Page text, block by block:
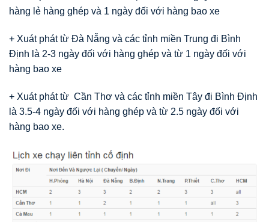
hàng lẻ hàng ghép và 1 ngày đối với hàng bao xe
+ Xuát phát từ Đà Nẵng và các tỉnh miền Trung đi Bình
Định là 2-3 ngày đối với hàng ghép và từ 1 ngày đối với
hàng bao xe
+ Xuát phát từ Cần Thơ và các tỉnh miền Tây đi Bình Định
là 3.5-4 ngày đối với hàng ghép và từ 2.5 ngày đối với
hàng bao xe.